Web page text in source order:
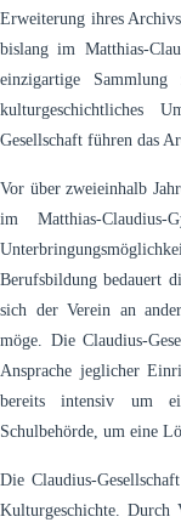
Erweiterung ihres
bislang im Matthias-
einzigartige
kulturgeschichtliches
Gesellschaft führen das
Vor über zweieinhalb
im Matthias-
Berufsbildung bedauert
sich der Verein an
möge. Die Claudius-
Ansprache jeglicher
bereits intensiv um
Schulbehörde, um eine
Die Claudius-
Kulturgeschichte. Durch